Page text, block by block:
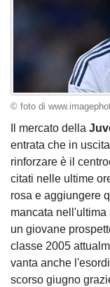
© foto di
Il mercato della
entrata che in
rinforzare è il
citati nelle ultime
rosa e aggiungere
mancata
un giovane
classe 2005
vanta anche
scorso giugno